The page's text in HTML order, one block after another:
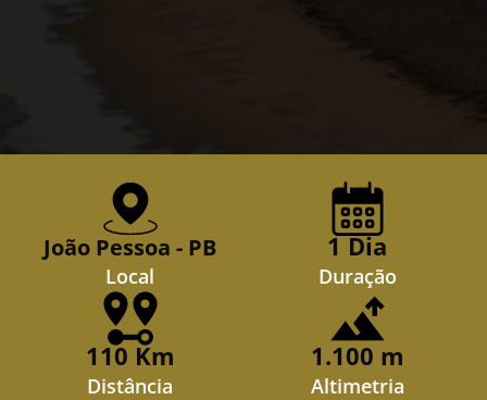
João Pessoa - PB
Local
1 Dia
Duração
110 Km
Distância
1.100 m
Altimetria